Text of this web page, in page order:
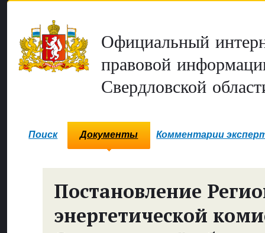
Официальный
правовой
Свердловской
Поиск Документы Комментарии
Постановление
энергетической